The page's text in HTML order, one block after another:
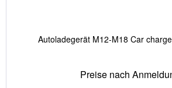
Autoladegerät M12-M18 Car
Preise nach